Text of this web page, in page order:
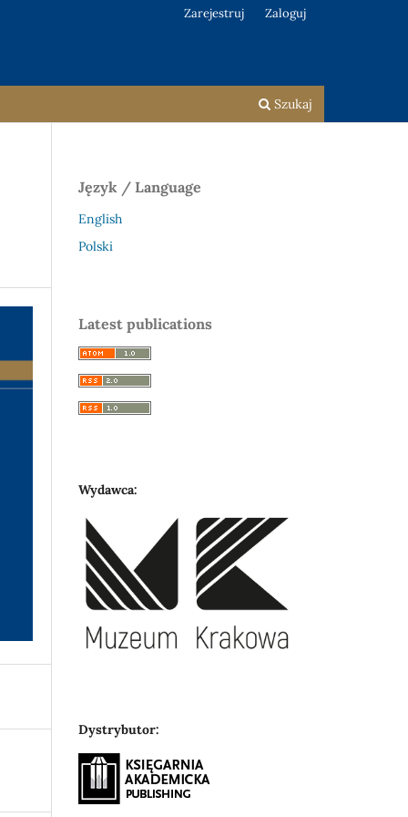
Szukaj
Zarejestruj Zaloguj
Język / Language
English
Polski
Latest publications
Wydawca:
Dystrybutor: